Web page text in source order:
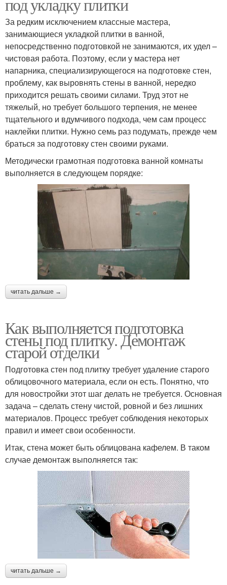
под укладку плитки
За редким исключением классные мастера,
занимающиеся укладкой плитки в ванной,
непосредственно подготовкой не занимаются, их удел –
чистовая работа. Поэтому, если у мастера нет
напарника, специализирующегося на подготовке стен,
проблему, как выровнять стены в ванной, нередко
приходится решать своими силами. Труд этот не
тяжелый, но требует большого терпения, не менее
тщательного и вдумчивого подхода, чем сам процесс
наклейки плитки. Нужно семь раз подумать, прежде чем
браться за подготовку стен своими руками.
Методически грамотная подготовка ванной комнаты
выполняется в следующем порядке:
читать дальше →
Как выполняется подготовка
стены под плитку. Демонтаж
старой отделки
Подготовка стен под плитку требует удаление старого
облицовочного материала, если он есть. Понятно, что
для новостройки этот шаг делать не требуется. Основная
задача – сделать стену чистой, ровной и без лишних
материалов. Процесс требует соблюдения некоторых
правил и имеет свои особенности.
Итак, стена может быть облицована кафелем. В таком
случае демонтаж выполняется так:
читать дальше →